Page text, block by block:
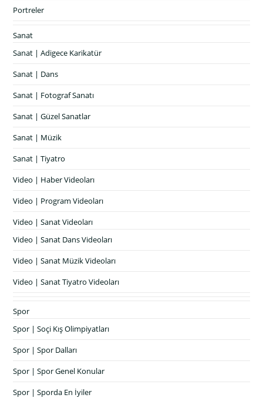
Portreler
Sanat
Sanat | Adigece Karikatür
Sanat | Dans
Sanat | Fotograf Sanatı
Sanat | Güzel Sanatlar
Sanat | Müzik
Sanat | Tiyatro
Video | Haber Videoları
Video | Program Videoları
Video | Sanat Videoları
Video | Sanat Dans Videoları
Video | Sanat Müzik Videoları
Video | Sanat Tiyatro Videoları
Spor
Spor | Soçi Kış Olimpiyatları
Spor | Spor Dalları
Spor | Spor Genel Konular
Spor | Sporda En İyiler